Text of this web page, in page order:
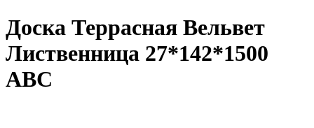
Доска Террасная Вельвет
Лиственница 27*142*1500
АВС